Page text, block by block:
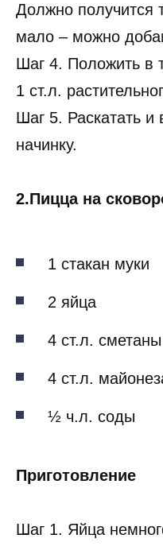
Должно получится
мало – можно
Шаг 4. Положить в
1 ст.л.
Шаг 5. Раскатать и
начинку.
2.Пицца на
1 стакан муки
2 яйца
4 ст.л. сметаны
4 ст.л.
½ ч.л. соды
Приготовление
Шаг 1. Яйца